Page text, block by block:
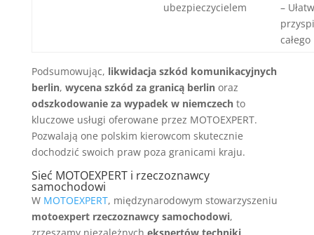
ubezpieczycielem
–
Podsumowując, likwidacja szkód komunikacyjnych
berlin, wycena szkód za granicą berlinoraz
odszkodowanie za wypadek w niemczechto
kluczowe usługi oferowane przez MOTOEXPERT.
Pozwalają one polskim kierowcom skutecznie
dochodzić swoich praw poza granicami kraju.
Sieć MOTOEXPERT i rzeczoznawcy
samochodowi
W MOTOEXPERT, międzynarodowym stowarzyszeniu
motoexpert rzeczoznawcy samochodowi,